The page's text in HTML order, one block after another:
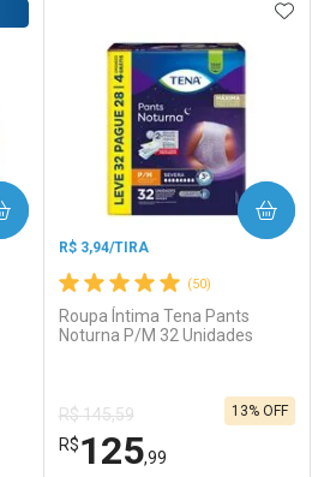
Laboratório
Comprar sem Desconto
Por R$ 155,99/cada
Por Menos
Comprar sem Desconto
Por R$ 155,99/cada
(50)
R$ 3,94/TIRA
Roupa Íntima Tena Pants
Noturna P/M 32 Unidades
R$ 145,59
R$125,99
13% OFF
COMPRAR